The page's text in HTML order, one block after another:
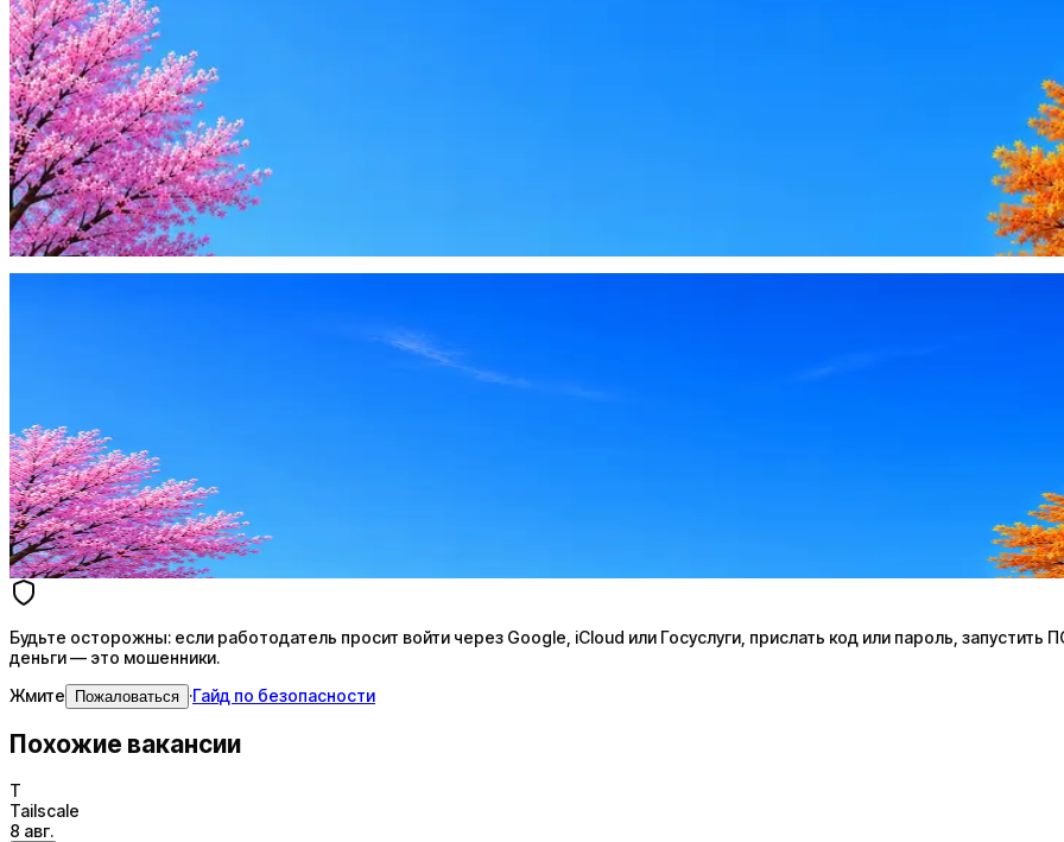
AI-адаптация отклика под вакансию
AI генерация сопроводительных писем
4 990 ₽/мес
Купить доступ
Будьте осторожны: если работодатель просит войти через Google, iCloud или Госуслуги, прислать код или пароль, запустить
деньги — это мошенники.
Жмите Пожаловаться ·Гайд по безопасности
Стратегия поиска с AI: рынки, позиции, вилка, каналы
AI-адаптация отклика под вакансию
AI генерация сопроводительных писем
4 990 ₽/мес
Купить доступ
Будьте осторожны: если работодатель просит войти через Google, iCloud или Госуслуги, прислать код или пароль, запустить
деньги — это мошенники.
Жмите
Пожаловаться ·Гайд по безопасности
Похожие вакансии
T
Tailscale
8 авг.